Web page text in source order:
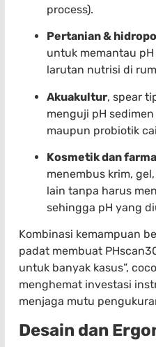
process).
Pertanian &
untuk memantau
larutan nutrisi di
Akuakultur, spear
menguji pH
maupun probiotik
Kosmetik dan
menembus krim,
lain tanpa harus
sehingga pH yang
Kombinasi kemampuan
padat membuat
untuk banyak kasus”,
menghemat investasi
menjaga mutu
Desain dan